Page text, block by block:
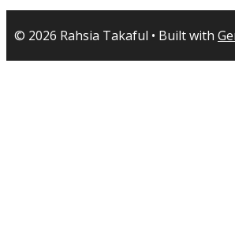
© 2026 Rahsia Takaful • Built with